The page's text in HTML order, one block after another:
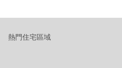
熱門住宅區域